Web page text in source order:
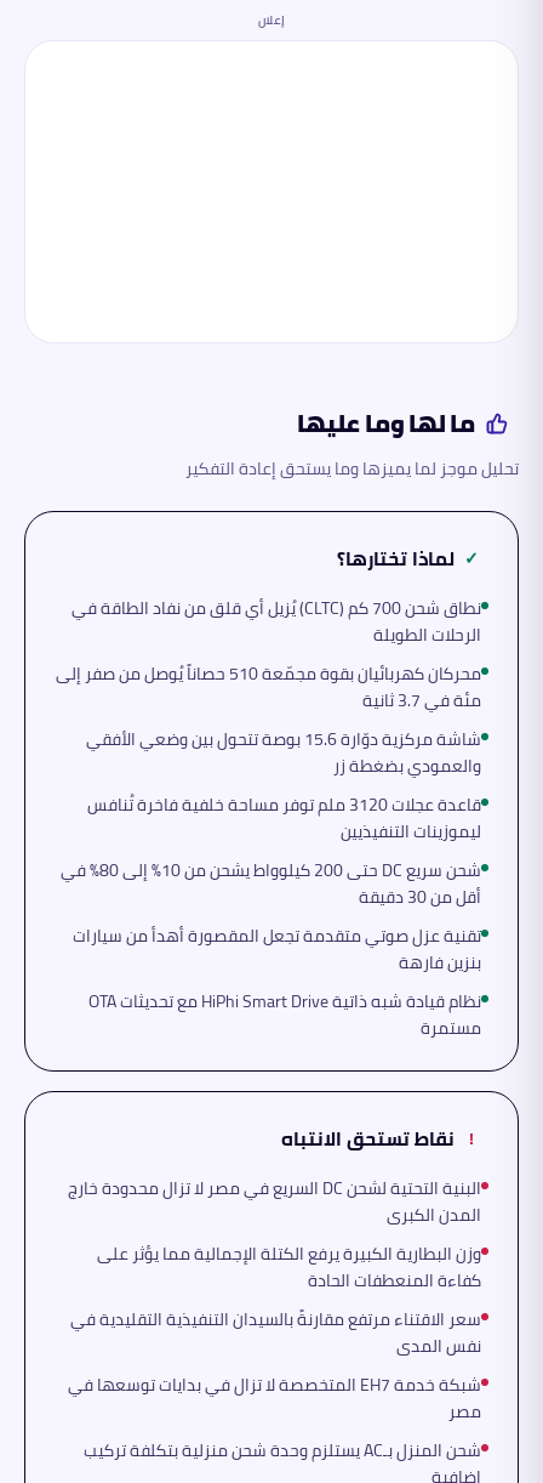
إعلان
ما لها وما عليها
تحليل موجز لما يميزها وما يستحق إعادة التفكير
✓ لماذا تختارها؟
نطاق شحن 700 كم (CLTC) يُزيل أي قلق من نفاد الطاقة في
الرحلات الطويلة
محركان كهربائيان بقوة مجمّعة 510 حصاناً يُوصل من صفر إلى
مئة في 3.7 ثانية
شاشة مركزية دوّارة 15.6 بوصة تتحول بين وضعي الأفقي
والعمودي بضغطة زر
قاعدة عجلات 3120 ملم توفر مساحة خلفية فاخرة تُنافس
ليموزينات التنفيذيين
شحن سريع DC حتى 200 كيلوواط يشحن من 10% إلى 80% في
أقل من 30 دقيقة
تقنية عزل صوتي متقدمة تجعل المقصورة أهدأ من سيارات
بنزين فارهة
نظام قيادة شبه ذاتية HiPhi Smart Drive مع تحديثات OTA
مستمرة
! نقاط تستحق الانتباه
البنية التحتية لشحن DC السريع في مصر لا تزال محدودة خارج
المدن الكبرى
وزن البطارية الكبيرة يرفع الكتلة الإجمالية مما يؤثر على
كفاءة المنعطفات الحادة
سعر الاقتناء مرتفع مقارنةً بالسيدان التنفيذية التقليدية في
نفس المدى
شبكة خدمة EH7 المتخصصة لا تزال في بدايات توسعها في
مصر
شحن المنزل بـAC يستلزم وحدة شحن منزلية بتكلفة تركيب